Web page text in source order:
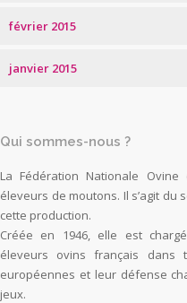
février 2015
janvier 2015
Qui sommes-nous ?
La Fédération Nationale
éleveurs de moutons. Il s’agit
cette production.
Créée en 1946, elle est
éleveurs ovins français dans
européennes et leur défense
jeux.